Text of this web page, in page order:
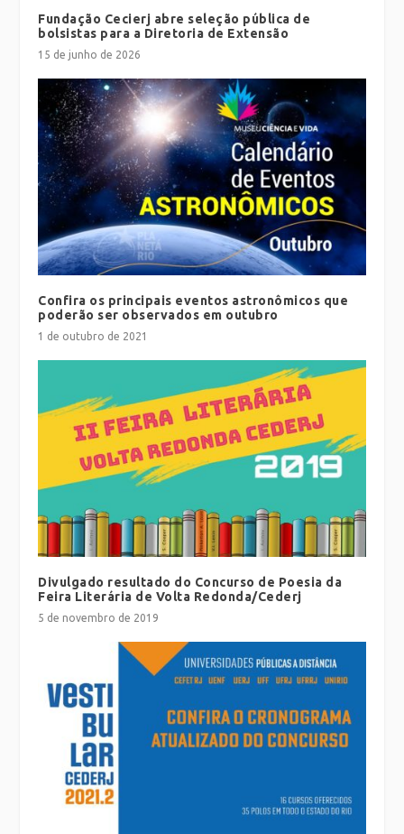
Fundação Cecierj abre seleção pública de
bolsistas para a Diretoria de Extensão
15 de junho de 2026
Confira os principais eventos astronômicos que
poderão ser observados em outubro
1 de outubro de 2021
Divulgado resultado do Concurso de Poesia da
Feira Literária de Volta Redonda/Cederj
5 de novembro de 2019